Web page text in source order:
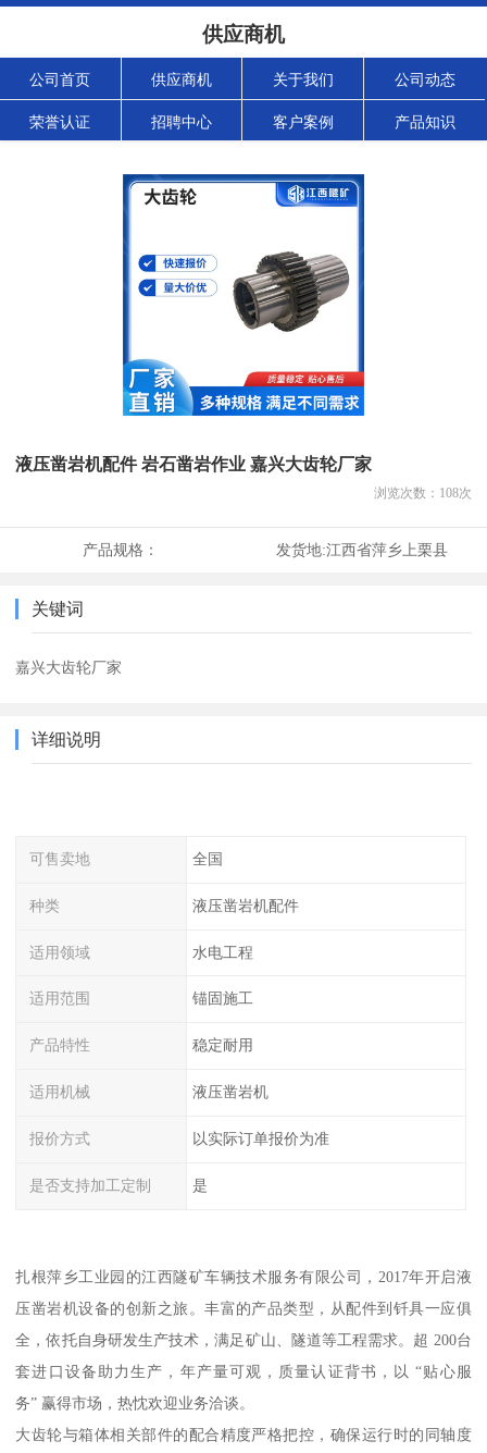
供应商机
公司首页 供应商机 关于我们 公司动态
荣誉认证 招聘中心 客户案例 产品知识
液压凿岩机配件 岩石凿岩作业 嘉兴大齿轮厂家
浏览次数： 108次
产品规格： 发货地:江西省萍乡上栗县
关键词
嘉兴大齿轮厂家
详细说明
可售卖地 全国
种类 液压凿岩机配件
适用领域 水电工程
适用范围 锚固施工
产品特性 稳定耐用
适用机械 液压凿岩机
报价方式 以实际订单报价为准
是否支持加工定制 是
扎根萍乡工业园的江西隧矿车辆技术服务有限公司，2017年开启液
压凿岩机设备的创新之旅。丰富的产品类型，从配件到钎具一应俱
全，依托自身研发生产技术，满足矿山、隧道等工程需求。超 200台
套进口设备助力生产，年产量可观，质量认证背书，以 “贴心服
务” 赢得市场，热忱欢迎业务洽谈。
大齿轮与箱体相关部件的配合精度严格把控，确保运行时的同轴度